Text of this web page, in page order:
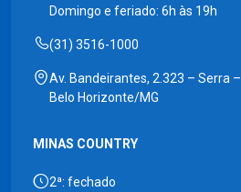
Domingo e feriado: 6h às 19h
(31) 3516-1000
Av. Bandeirantes, 2.323 – Serra –
Belo Horizonte/MG
MINAS COUNTRY
2ª: fechado